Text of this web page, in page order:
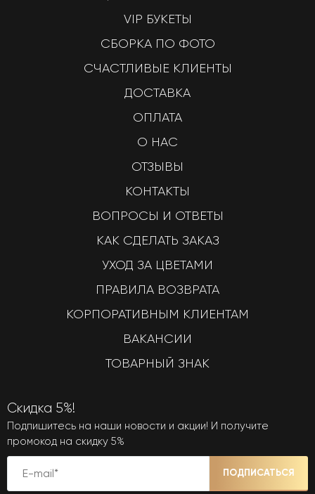
VIP БУКЕТЫ
СБОРКА ПО ФОТО
СЧАСТЛИВЫЕ КЛИЕНТЫ
ДОСТАВКА
ОПЛАТА
О НАС
ОТЗЫВЫ
КОНТАКТЫ
ВОПРОСЫ И ОТВЕТЫ
КАК СДЕЛАТЬ ЗАКАЗ
УХОД ЗА ЦВЕТАМИ
ПРАВИЛА ВОЗВРАТА
КОРПОРАТИВНЫМ КЛИЕНТАМ
ВАКАНСИИ
ТОВАРНЫЙ ЗНАК
Скидка 5%!
Подпишитесь на наши новости и акции! И получите
промокод на скидку 5%
ПОДПИСАТЬСЯ